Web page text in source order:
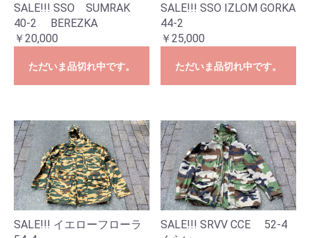
SALE!!! SSO SUMRAK
40-2 BEREZKA
￥20,000
ただいま品切れ中です。
SALE!!! SSO IZLOM GORKA
44-2
￥25,000
ただいま品切れ中です。
SALE!!! イエローフローラ
SALE!!! SRVV CCE 52-4